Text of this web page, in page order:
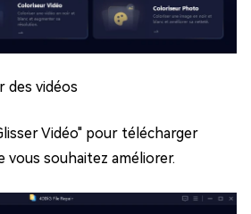
des vidéos
Vidéo" pour télécharger
vous souhaitez améliorer.